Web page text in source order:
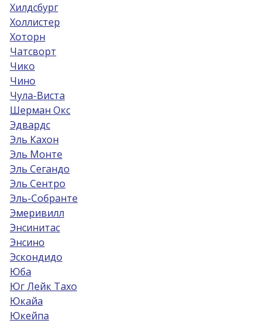
Хилдсбург
Холлистер
Хоторн
Чатсворт
Чико
Чино
Чула-Виста
Шерман Окс
Эдвардс
Эль Кахон
Эль Монте
Эль Сегандо
Эль Сентро
Эль-Собрантe
Эмеривилл
Энсинитас
Энсино
Эскондидо
Юба
Юг Лейк Тахо
Юкайа
Юкейпа